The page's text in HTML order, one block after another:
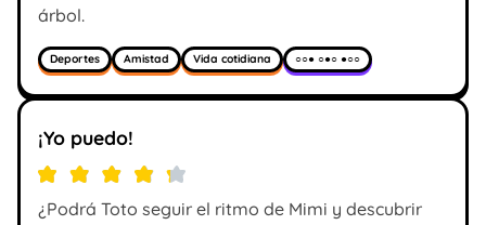
árbol.
Deportes Amistad Vida cotidiana ○○● ○●○ ●○○
¡Yo puedo!
¿Podrá Toto seguir el ritmo de Mimi y descubrir